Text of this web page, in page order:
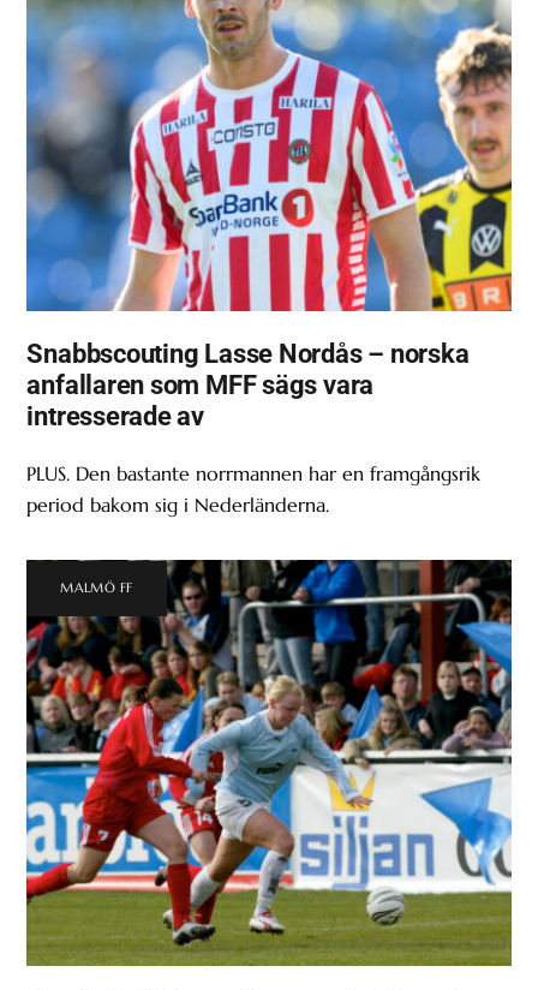
Snabbscouting Lasse Nordås – norska
anfallaren som MFF sägs vara
intresserade av
PLUS. Den bastante norrmannen har en framgångsrik
period bakom sig i Nederländerna.
MALMÖ FF